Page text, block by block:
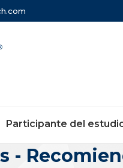
Participante del
-